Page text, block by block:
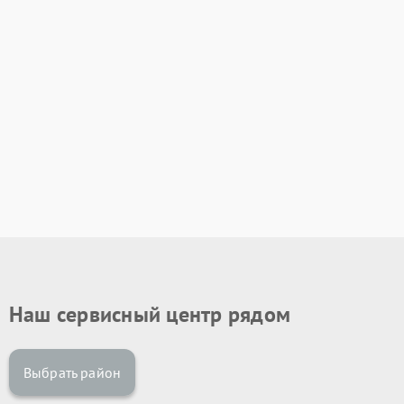
Наш сервисный центр рядом
Выбрать район